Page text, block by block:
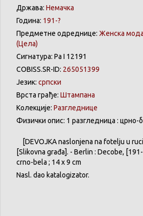
Држава: Немачка
Година: 191-?
Предметне одреднице: Женска мода
(Цела)
Сигнатура: Ра I 12191
COBISS.SR-ID: 265051399
Језик: српски
Врста грађе: Штампана
Колекције: Разгледнице
Физички опис: 1 разгледница : црно-
[DEVOJKAnaslonjena na fotelju u ruci
[Slikovna građa]. - Berlin : Decobe,
crno-bela ; 14 x 9 cm
Nasl. dao katalogizator.